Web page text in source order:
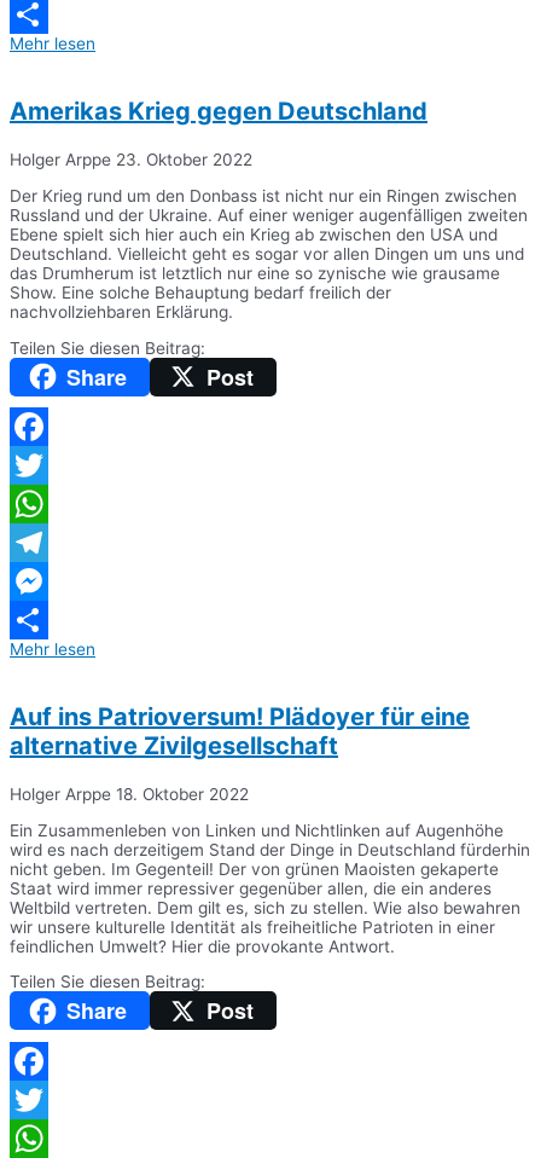
Messenger
Teilen
Mehr lesen
Amerikas Krieg gegen Deutschland
Holger Arppe 23. Oktober 2022
Der Krieg rund um den Donbass ist nicht nur ein Ringen zwischen
Russland und der Ukraine. Auf einer weniger augenfälligen zweiten
Ebene spielt sich hier auch ein Krieg ab zwischen den USA und
Deutschland. Vielleicht geht es sogar vor allen Dingen um uns und
das Drumherum ist letztlich nur eine so zynische wie grausame
Show. Eine solche Behauptung bedarf freilich der
nachvollziehbaren Erklärung.
Teilen Sie diesen Beitrag:
Share Post
Facebook
Twitter
WhatsApp
Telegram
Messenger
Teilen
Mehr lesen
Auf ins Patrioversum! Plädoyer für eine
alternative Zivilgesellschaft
Holger Arppe 18. Oktober 2022
Ein Zusammenleben von Linken und Nichtlinken auf Augenhöhe
wird es nach derzeitigem Stand der Dinge in Deutschland fürderhin
nicht geben. Im Gegenteil! Der von grünen Maoisten gekaperte
Staat wird immer repressiver gegenüber allen, die ein anderes
Weltbild vertreten. Dem gilt es, sich zu stellen. Wie also bewahren
wir unsere kulturelle Identität als freiheitliche Patrioten in einer
feindlichen Umwelt? Hier die provokante Antwort.
Teilen Sie diesen Beitrag:
Share Post
Facebook
Twitter